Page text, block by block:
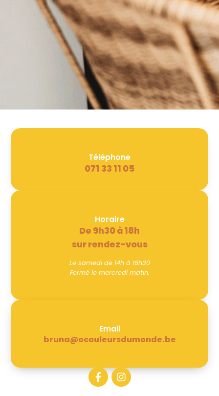
Téléphone
071 33 11 05
Horaire
De 9h30 à 18h
sur rendez-vous
Le samedi de 14h à 16h30
Fermé le mercredi matin.
Email
bruna@ocouleursdumonde.be